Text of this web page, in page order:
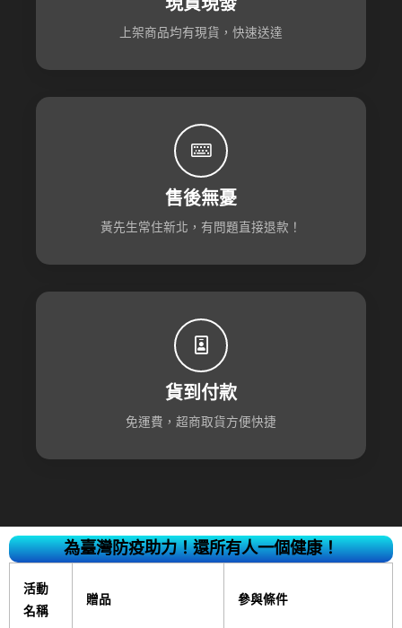
上架商品均有現貨，快速送達
售後無憂
黃先生常住新北，有問題直接退款！
貨到付款
免運費，超商取貨方便快捷
為臺灣防疫助力！還所有人一個健康！
活動
名稱
贈品 參與條件